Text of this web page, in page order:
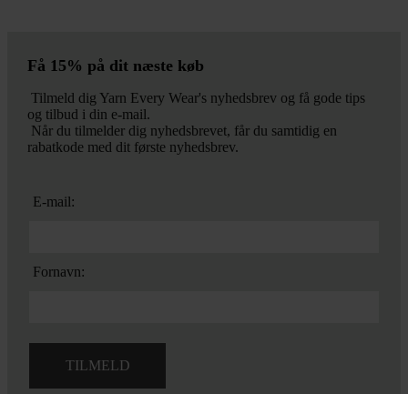
Få 15% på dit næste køb
Tilmeld dig Yarn Every Wear's nyhedsbrev og få gode tips
og tilbud i din e-mail.
Når du tilmelder dig nyhedsbrevet, får du samtidig en
rabatkode med dit første nyhedsbrev.
E-mail:
Fornavn: